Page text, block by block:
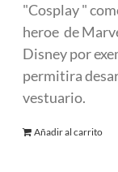
"Cosplay "
heroe de
Disney por
permitira
vestuario.
Añadir al carrito